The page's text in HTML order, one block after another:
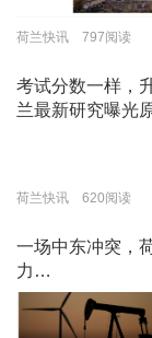
荷兰快讯 797阅读
考试分数一样，
兰最新研究曝光
荷兰快讯 620阅读
一场中东冲突，
力…